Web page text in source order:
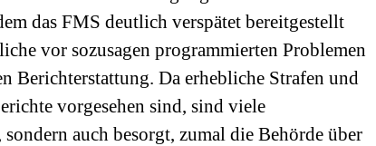
das FMS deutlich verspätet bereitgestellt
vor sozusagen programmierten Problemen
Berichterstattung. Da erhebliche Strafen und
vorgesehen sind, sind viele
auch besorgt, zumal die Behörde über